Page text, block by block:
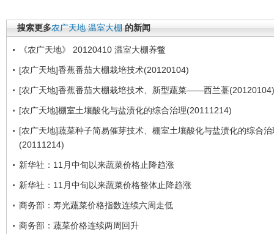
搜索更多农广天地 温室大棚 的新闻
《农广天地》 20120410 温室大棚养鳖
[农广天地]香蕉番茄大棚栽培技术(20120104)
[农广天地]香蕉番茄大棚栽培技术、新型蔬菜——西兰薹(20120104)
[农广天地]棚室土壤酸化与盐渍化的综合治理(20111214)
[农广天地]蔬菜种子简易催芽技术、棚室土壤酸化与盐渍化的综合治
(20111214)
新华社：11月中旬以来蔬菜价格止降趋涨
新华社：11月中旬以来蔬菜价格整体止降趋涨
商务部：寿光蔬菜价格指数连续六周走低
商务部：蔬菜价格连续两周回升